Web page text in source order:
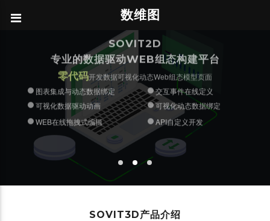
数维图
零代码
在线搭积木式编辑3D场景
多种类3D模型文件导入
单模型敏捷轻量化发布与集成
数据驱动三维动画配置
交互事件在线定义
API自定义开发 图表集成与数据绑定
SOVIT2D
专业的数据驱动WEB组态构建平台
零代码开发数据可视化动态Web组态模型页面
图表集成与动态数据绑定
交互事件在线定义
可视化数据驱动动画
可视化动态数据绑定
WEB在线拖拽式编辑
API自定义开发
在线动态数据绑定
WEB在线拖拽编辑
二次开发简易集成 海量模板免费使用
SOVIT3D产品介绍